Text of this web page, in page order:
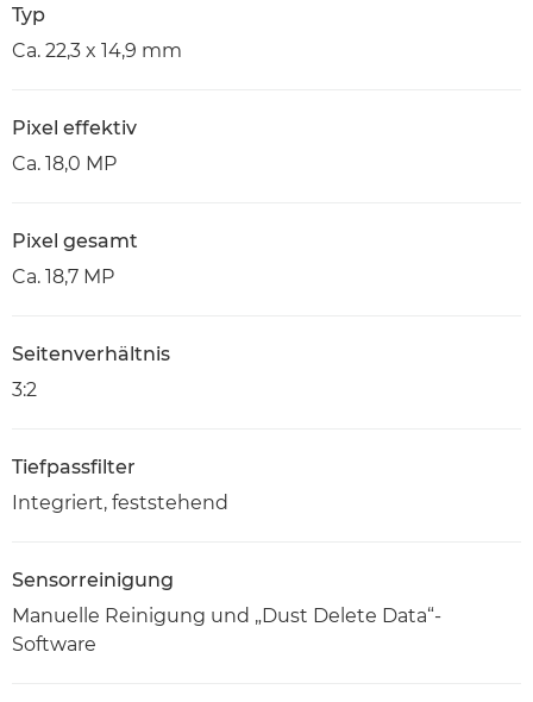
Typ
Ca. 22,3 x 14,9 mm
Pixel effektiv
Ca. 18,0 MP
Pixel gesamt
Ca. 18,7 MP
Seitenverhältnis
3:2
Tiefpassfilter
Integriert, feststehend
Sensorreinigung
Manuelle Reinigung und „Dust Delete Data“-
Software